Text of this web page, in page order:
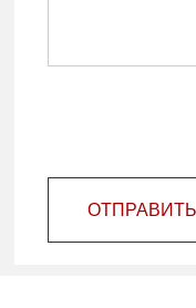
ОТПРАВИТЬ